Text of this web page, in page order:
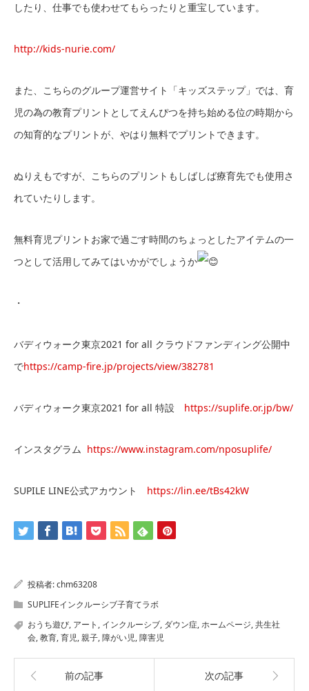
したり、仕事でも使わせてもらったりと重宝しています。
http://kids-nurie.com/
また、こちらのグループ運営サイト「キッズステップ」では、育
児の為の教育プリントとしてえんぴつを持ち始める位の時期から
の知育的なプリントが、やはり無料でプリントできます。
ぬりえもですが、こちらのプリントもしばしば療育先でも使用さ
れていたりします。
無料育児プリントお家で過ごす時間のちょっとしたアイテムの一
つとして活用してみてはいかがでしょうか
・
バディウォーク東京2021 for all クラウドファンディング公開中
でhttps://camp-fire.jp/projects/view/382781
バディウォーク東京2021 for all 特設 https://suplife.or.jp/bw/
インスタグラム https://www.instagram.com/nposuplife/
SUPILE LINE公式アカウント https://lin.ee/tBs42kW
投稿者:chm63208
SUPLIFEインクルーシブ子育てラボ
おうち遊び, アート , インクルーシブ, ダウン症,ホームページ,共生社
会,教育,育児,親子,障がい児,障害児
前の記事 次の記事